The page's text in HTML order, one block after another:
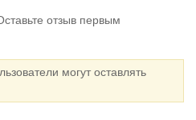
отзыв первым
могут оставлять